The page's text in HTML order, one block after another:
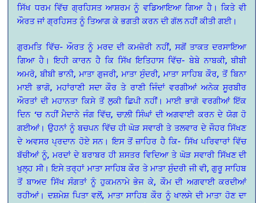
ਸਿੱਖ ਧਰਮ ਵਿੱਚ ਗ੍ਰਹਿਸਤ ਆਸ਼ਰਮ ਨੂੰ ਵਡਿਆਇਆ ਗਿਆ ਹੈ। ਕਿਤੇ ਵੀ
ਔਰਤ ਜਾਂ ਗ੍ਰਹਿਸਤ ਨੂੰ ਤਿਆਗ ਕੇ ਭਗਤੀ ਕਰਨ ਦੀ ਗੱਲ ਨਹੀਂ ਕੀਤੀ ਗਈ।
ਗੁਰਮਤਿ ਵਿੱਚ- ਔਰਤ ਨੂੰ ਮਰਦ ਦੀ ਕਮਜ਼ੋਰੀ ਨਹੀਂ, ਸਗੋਂ ਤਾਕਤ ਦਰਸਾਇਆ
ਗਿਆ ਹੈ। ਇਹੀ ਕਾਰਨ ਹੈ ਕਿ ਸਿੱਖ ਇਤਿਹਾਸ ਵਿੱਚ- ਬੇਬੇ ਨਾਬਕੀ, ਬੀਬੀ
ਅਮਰੋ, ਬੀਬੀ ਭਾਨੀ, ਮਾਤਾ ਗੁਜਰੀ, ਮਾਤਾ ਸੁੰਦਰੀ, ਮਾਤਾ ਸਾਹਿਬ ਕੌਰ, ਤੋਂ ਬਿਨਾ
ਮਾਈ ਭਾਗੋ, ਮਹਾਂਰਾਣੀ ਸਦਾ ਕੌਰ ਤੇ ਰਾਣੀ ਜਿੰਦਾਂ ਵਰਗੀਆਂ ਅਨੇਕ ਸੂਰਬੀਰ
ਔਰਤਾਂ ਦੀ ਮਹਾਨਤਾ ਕਿਸੇ ਤੋਂ ਲੁਕੀ ਛਿਪੀ ਨਹੀਂ। ਮਾਈ ਭਾਗੋ ਵਰਗੀਆਂ ਇੱਕ
ਦਿਨ ‘ਚ ਨਹੀਂ ਮੈਦਾਨੇ ਜੰਗ ਵਿੱਚ, ਚਾਲ਼ੀ ਸਿੰਘਾਂ ਦੀ ਅਗਵਾਈ ਕਰਨ ਦੇ ਯੋਗ ਹੋ
ਗਈਆਂ। ਉਹਨਾਂ ਨੂੰ ਬਚਪਨ ਵਿੱਚ ਹੀ ਘੋੜ ਸਵਾਰੀ ਤੇ ਤਲਵਾਰ ਦੇ ਜੌਹਰ ਸਿੱਖਣ
ਦੇ ਅਵਸਰ ਪ੍ਰਦਾਨ ਹੋਏ ਸਨ। ਇਸ ਤੋਂ ਜ਼ਾਹਿਰ ਹੈ ਕਿ- ਸਿੱਖ ਪਰਿਵਾਰਾਂ ਵਿੱਚ
ਬੱਚੀਆਂ ਨੂੰ, ਮਰਦਾਂ ਦੇ ਬਰਾਬਰ ਹੀ ਸ਼ਸਤਰ ਵਿਦਿਆ ਤੇ ਘੋੜ ਸਵਾਰੀ ਸਿੱਖਣ ਦੀ
ਖੁਲ੍ਹ ਸੀ। ਇਸੇ ਤਰ੍ਹਾਂ ਮਾਤਾ ਸਾਹਿਬ ਕੌਰ ਤੇ ਮਾਤਾ ਸੁੰਦਰੀ ਜੀ ਵੀ, ਗੁਰੂ ਸਾਹਿਬ
ਤੋਂ ਬਾਅਦ ਸਿੱਖ ਸੰਗਤਾਂ ਨੂੰ ਹੁਕਮਨਾਮੇ ਭੇਜ ਕੇ, ਕੌਮ ਦੀ ਅਗਵਾਈ ਕਰਦੀਆਂ
ਰਹੀਆਂ। ਦਸ਼ਮੇਸ਼ ਪਿਤਾ ਵਲੋਂ, ਮਾਤਾ ਸਾਹਿਬ ਕੌਰ ਨੂੰ ਖਾਲਸੇ ਦੀ ਮਾਤਾ ਹੋਣ ਦਾ